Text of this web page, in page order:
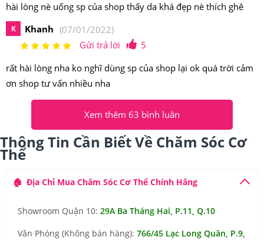
hài lòng nè uống sp của shop thấy da khá đẹp nè thích ghê
K Khanh (07/01/2022)
Gửi trả lời
5
rất hài lòng nha ko nghĩ dùng sp của shop lại ok quá trời cảm
ơn shop tư vấn nhiều nha
Xem thêm 63 bình luân
Thông Tin Cần Biết Về Chăm Sóc Cơ
Thể
🎉
🏠 Địa Chỉ Mua Chăm Sóc Cơ Thể Chính Hãng
Showroom Quận 10: 29A Ba Tháng Hai, P.11, Q.10
Văn Phòng (Không bán hàng): 766/45 Lạc Long Quân, P.9,